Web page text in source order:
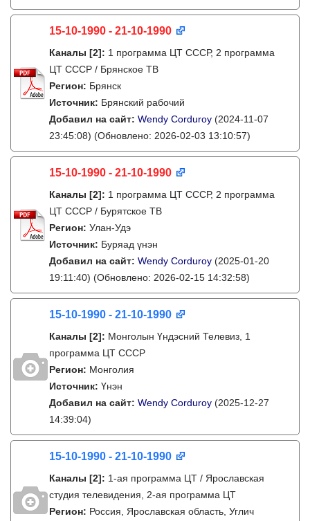
15-10-1990 - 21-10-1990
Каналы [2]: 1 программа ЦТ СССР, 2 программа
ЦТ СССР / Брянское ТВ
Регион: Брянск
Источник: Брянский рабочий
Добавил на сайт: Wendy Corduroy (2024-11-07
23:45:08) (Обновлено: 2026-02-03 13:10:57)
15-10-1990 - 21-10-1990
Каналы [2]: 1 программа ЦТ СССР, 2 программа
ЦТ СССР / Бурятское ТВ
Регион: Улан-Удэ
Источник: Буряад үнэн
Добавил на сайт: Wendy Corduroy (2025-01-20
19:11:40) (Обновлено: 2026-02-15 14:32:58)
15-10-1990 - 21-10-1990
Каналы [2]: Монголын Үндэсний Телевиз, 1
программа ЦТ СССР
Регион: Монголия
Источник: Үнэн
Добавил на сайт: Wendy Corduroy (2025-12-27
14:39:04)
15-10-1990 - 21-10-1990
Каналы [2]: 1-ая программа ЦТ / Ярославская
студия телевидения, 2-ая программа ЦТ
Регион: Россия, Ярославская область, Углич